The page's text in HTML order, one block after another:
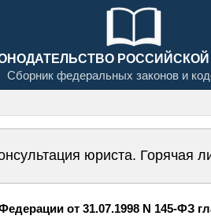
Сборник федеральных законов и
юриста. Горячая
от 31.07.1998 N 145-ФЗ